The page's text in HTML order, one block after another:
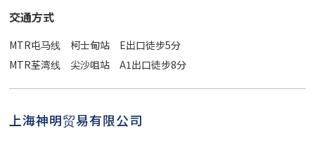
交通方式
MTR屯马线 柯士甸站 E出口徒步5分
MTR荃湾线 尖沙咀站 A1出口徒步8分
上海神明贸易有限公司